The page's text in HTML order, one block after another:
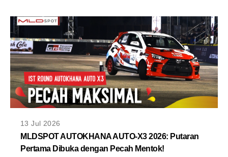
13 Jul 2026
MLDSPOT AUTOKHANA AUTO-X3 2026: Putaran
Pertama Dibuka dengan Pecah Mentok!